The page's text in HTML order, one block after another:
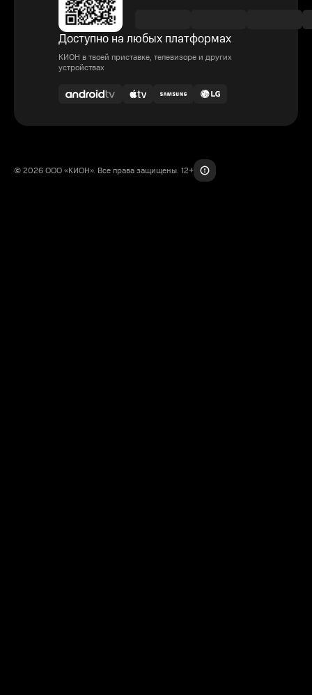
Доступно на любых платформах
КИОН в твоей приставке, телевизоре и других
устройствах
© 2026 ООО «КИОН». Все права защищены. 12+